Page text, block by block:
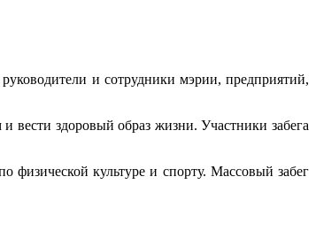
и сотрудники мэрии, предприятий,
вести здоровый образ жизни. Участники забега
культуре и спорту. Массовый забег